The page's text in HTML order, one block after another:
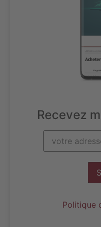
Recevez
Politique